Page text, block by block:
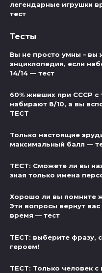
легендарные игрушки
тест
Тесты
Вы не просто умны – вы
энциклопедия, если
14/14 — тест
60% живших при СССР с
набирают 8/10, а вы
ТЕСТ
Только настоящие
максимальный балл —
ТЕСТ: Сможете ли вы
зная только имена
Хорошо ли вы помните
Эти вопросы вернут вас
время — тест
ТЕСТ: выберите фразу,
героем!
ТЕСТ: Только человек с